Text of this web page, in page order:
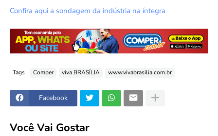
Confira aqui a sondagem da indústria na íntegra
Tags Comper viva BRASÍLIA www.vivabrasilia.com.br
Facebook
Você Vai Gostar